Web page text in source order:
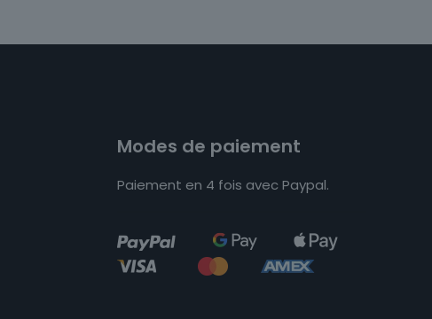
Modes de paiement
Paiement en 4 fois avec Paypal.